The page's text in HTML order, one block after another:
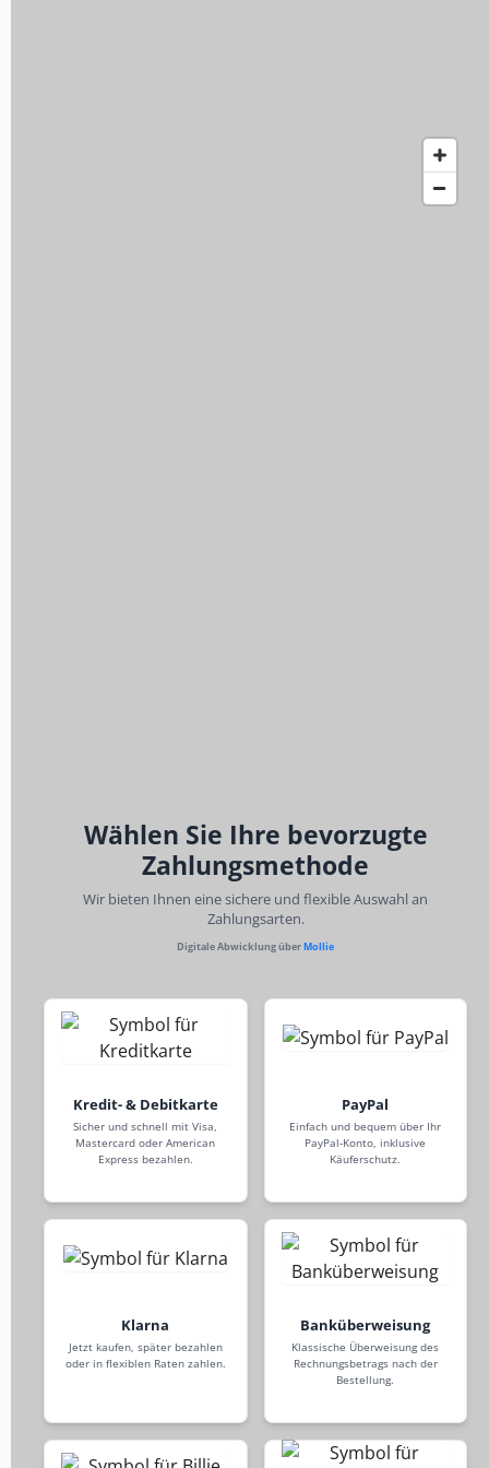
Wählen Sie Ihre bevorzugte
Zahlungsmethode
Wir bieten Ihnen eine sichere und flexible Auswahl an
Zahlungsarten.
Digitale Abwicklung überMollie
Kredit- & Debitkarte
Sicher und schnell mit Visa,
Mastercard oder American
Express bezahlen.
PayPal
Einfach und bequem über Ihr
PayPal-Konto, inklusive
Käuferschutz.
Klarna
Jetzt kaufen, später bezahlen
oder in flexiblen Raten zahlen.
Banküberweisung
Klassische Überweisung des
Rechnungsbetrags nach der
Bestellung.